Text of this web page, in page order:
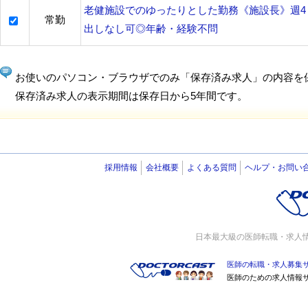
常勤
老健施設でのゆったりとした勤務《施設長》週
出しなし可◎年齢・経験不問
お使いのパソコン・ブラウザでのみ「保存済み求人」の内容を
保存済み求人の表示期間は保存日から5年間です。
採用情報 会社概要 よくある質問 ヘルプ・お問い
日本最大級の医師転職・求人
医師の転職・求人募集
医師のための求人情報